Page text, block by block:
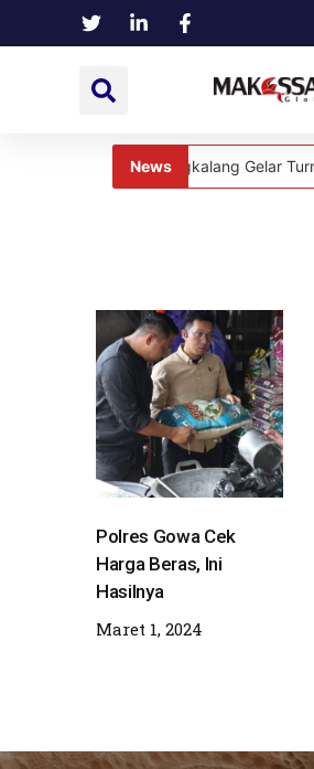
News
Pannyangkalang Gelar Turnamen Bola
Polres Gowa Cek
Harga Beras, Ini
Hasilnya
Maret 1, 2024